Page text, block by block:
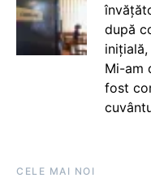
după
Mi-am
fost
CELE MAI NOI